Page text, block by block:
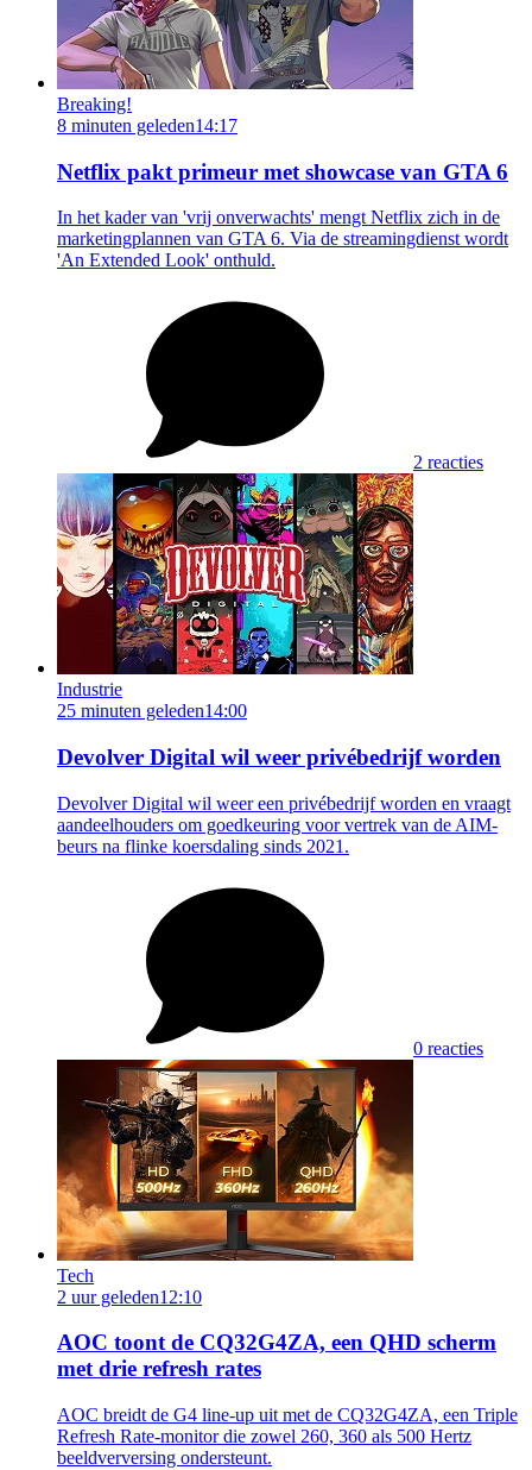
Breaking!
8 minuten geleden14:17
Netflix pakt primeur met showcase van GTA 6
In het kader van 'vrij onverwachts' mengt Netflix zich in de
marketingplannen van GTA 6. Via de streamingdienst wordt
'An Extended Look' onthuld.
2 reacties
Industrie
25 minuten geleden14:00
Devolver Digital wil weer privébedrijf worden
Devolver Digital wil weer een privébedrijf worden en vraagt
aandeelhouders om goedkeuring voor vertrek van de AIM-
beurs na flinke koersdaling sinds 2021.
0 reacties
Tech
2 uur geleden12:10
AOC toont de CQ32G4ZA, een QHD scherm
met drie refresh rates
AOC breidt de G4 line-up uit met de CQ32G4ZA, een Triple
Refresh Rate-monitor die zowel 260, 360 als 500 Hertz
beeldverversing ondersteunt.